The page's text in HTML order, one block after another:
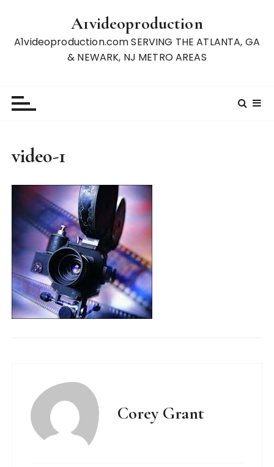
A1videoproduction
A1videoproduction.com SERVING THE ATLANTA, GA
& NEWARK, NJ METRO AREAS
video-1
Corey Grant